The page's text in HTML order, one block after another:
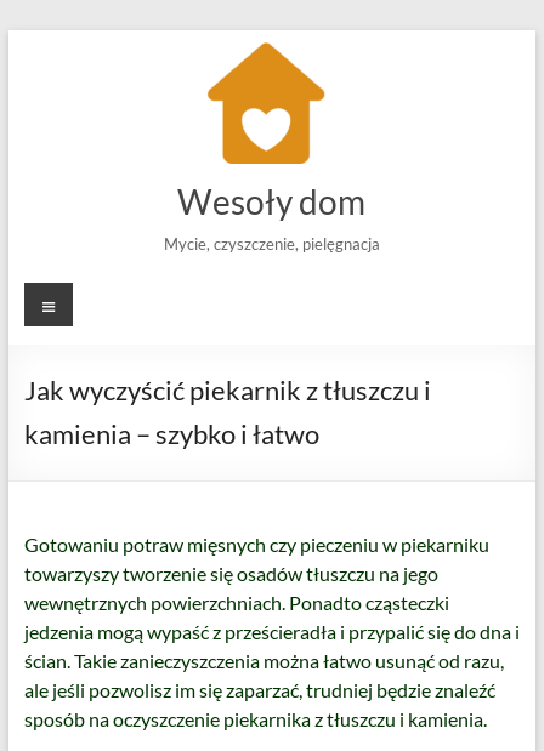
Wesoły dom
Mycie, czyszczenie, pielęgnacja
Menu
Jak wyczyścić piekarnik z tłuszczu i
kamienia – szybko i łatwo
Gotowaniu potraw mięsnych czy pieczeniu w piekarniku
towarzyszy tworzenie się osadów tłuszczu na jego
wewnętrznych powierzchniach. Ponadto cząsteczki
jedzenia mogą wypaść z prześcieradła i przypalić się do dna i
ścian. Takie zanieczyszczenia można łatwo usunąć od razu,
ale jeśli pozwolisz im się zaparzać, trudniej będzie znaleźć
sposób na oczyszczenie piekarnika z tłuszczu i kamienia.